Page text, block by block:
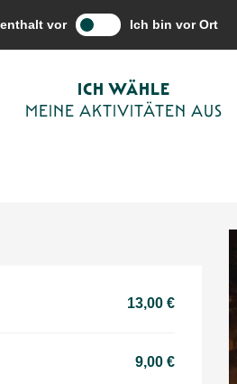
vor Ich bin vor Ort
ICH WÄHLE
MEINE AKTIVITÄTEN AUS
Sarlat Veillées contées à La
13,00 €
9,00 €